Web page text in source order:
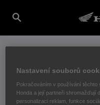
We will get in touch
Nastavení souborů
Pokračováním v používání
Honda a její partneři shromažďují
personalizaci reklam, funkce